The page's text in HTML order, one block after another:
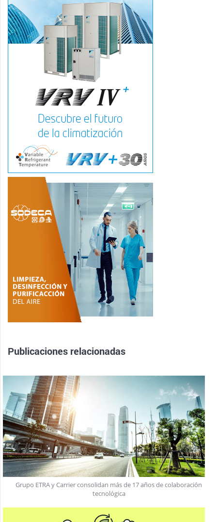
Publicaciones relacionadas
Grupo ETRA y Carrier consolidan más de 17 años de colaboración
tecnológica